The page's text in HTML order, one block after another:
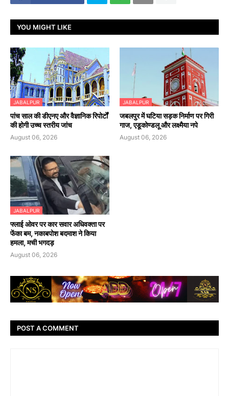
YOU MIGHT LIKE
JABALPUR
पांच साल की डीएनए और वैज्ञानिक रिपोर्टों
की होगी उच्च स्तरीय जांच
August 06, 2026
JABALPUR
जबलपुर में घटिया सड़क निर्माण पर गिरी
गाज, एडूकोण्डलू और लक्ष्मैया नपे
August 06, 2026
JABALPUR
फ्लाई ओवर पर कार सवार अधिवक्ता पर
फेंका बम, नकाबपोश बदमाश ने किया
हमला, मची भगदड़
August 06, 2026
POST A COMMENT